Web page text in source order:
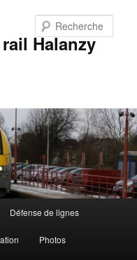
Halanzy
Défense de lignes
Photos